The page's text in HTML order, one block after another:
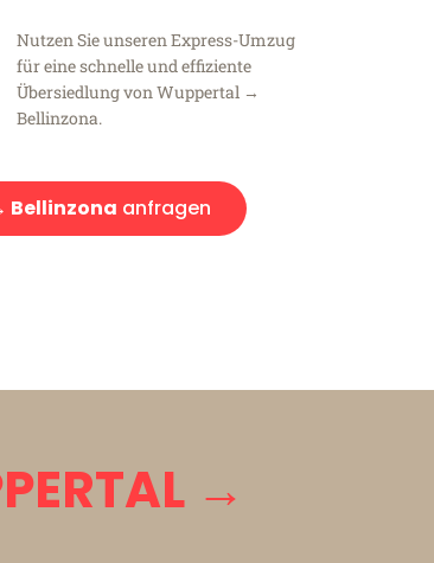
Nutzen Sie unseren Express-Umzug
für eine schnelle und effiziente
Übersiedlung von Wuppertal →
Bellinzona.
Bellinzona anfragen
→